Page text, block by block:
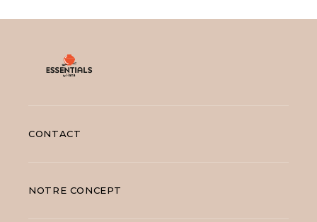
CONTACT
NOTRE CONCEPT